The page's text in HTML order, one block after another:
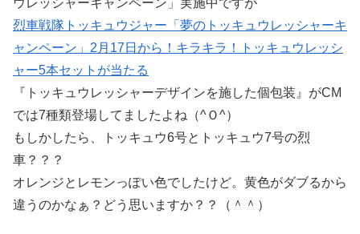
烈車戦隊トッキュウジャー「夢のトッキュウレッシャーキ
ャンペーン」2月17日から！キラキラ！トッキュウレッシ
ャー5本セットが当たる
『トッキュウレッシャーデザインを施した個包装』がCM
では7種類登場してましたよね（^Ｏ^）
もしかしたら、トッキュウ6号とトッキュウ7号の烈
車？？？
オレンジとレモンっぽい色でしたけど。黄色がダブるから
違うのかなぁ？どう思いますか？？（＾＾）